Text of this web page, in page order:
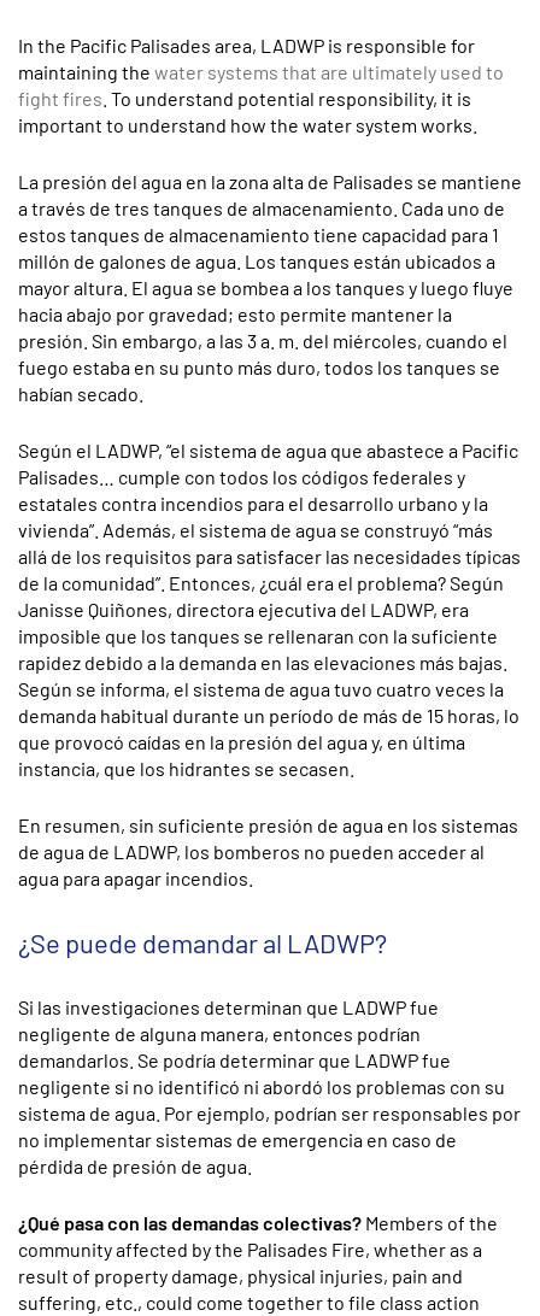
In the Pacific Palisades area, LADWP is responsible for
maintaining the water systems that are ultimately used to
fight fires . To understand potential responsibility, it is
important to understand how the water system works.
La presión del agua en la zona alta de Palisades se mantiene
a través de tres tanques de almacenamiento. Cada uno de
estos tanques de almacenamiento tiene capacidad para 1
millón de galones de agua. Los tanques están ubicados a
mayor altura. El agua se bombea a los tanques y luego fluye
hacia abajo por gravedad; esto permite mantener la
presión. Sin embargo, a las 3 a. m. del miércoles, cuando el
fuego estaba en su punto más duro, todos los tanques se
habían secado.
Según el LADWP, “el sistema de agua que abastece a Pacific
Palisades… cumple con todos los códigos federales y
estatales contra incendios para el desarrollo urbano y la
vivienda”. Además, el sistema de agua se construyó “más
allá de los requisitos para satisfacer las necesidades típicas
de la comunidad”. Entonces, ¿cuál era el problema? Según
Janisse Quiñones, directora ejecutiva del LADWP, era
imposible que los tanques se rellenaran con la suficiente
rapidez debido a la demanda en las elevaciones más bajas.
Según se informa, el sistema de agua tuvo cuatro veces la
demanda habitual durante un período de más de 15 horas, lo
que provocó caídas en la presión del agua y, en última
instancia, que los hidrantes se secasen.
En resumen, sin suficiente presión de agua en los sistemas
de agua de LADWP, los bomberos no pueden acceder al
agua para apagar incendios.
¿Se puede demandar al LADWP?
Si las investigaciones determinan que LADWP fue
negligente de alguna manera, entonces podrían
demandarlos. Se podría determinar que LADWP fue
negligente si no identificó ni abordó los problemas con su
sistema de agua. Por ejemplo, podrían ser responsables por
no implementar sistemas de emergencia en caso de
pérdida de presión de agua.
¿Qué pasa con las demandas colectivas? Members of the
community affected by the Palisades Fire, whether as a
result of property damage, physical injuries, pain and
suffering, etc., could come together to file class action